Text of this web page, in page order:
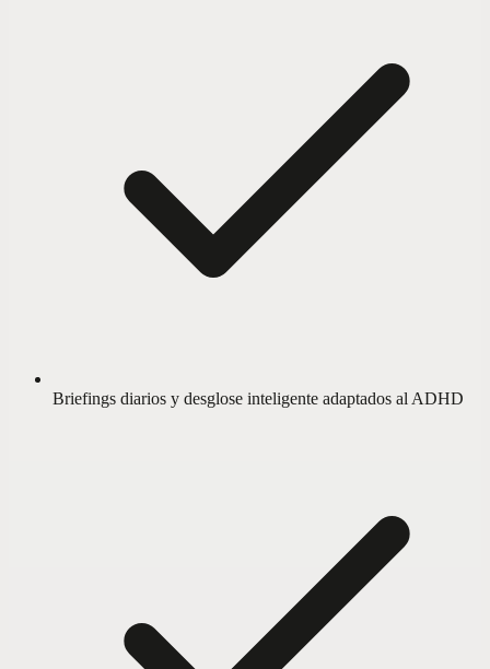
Briefings diarios y desglose inteligente adaptados al ADHD